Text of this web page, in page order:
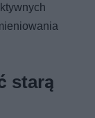
starą